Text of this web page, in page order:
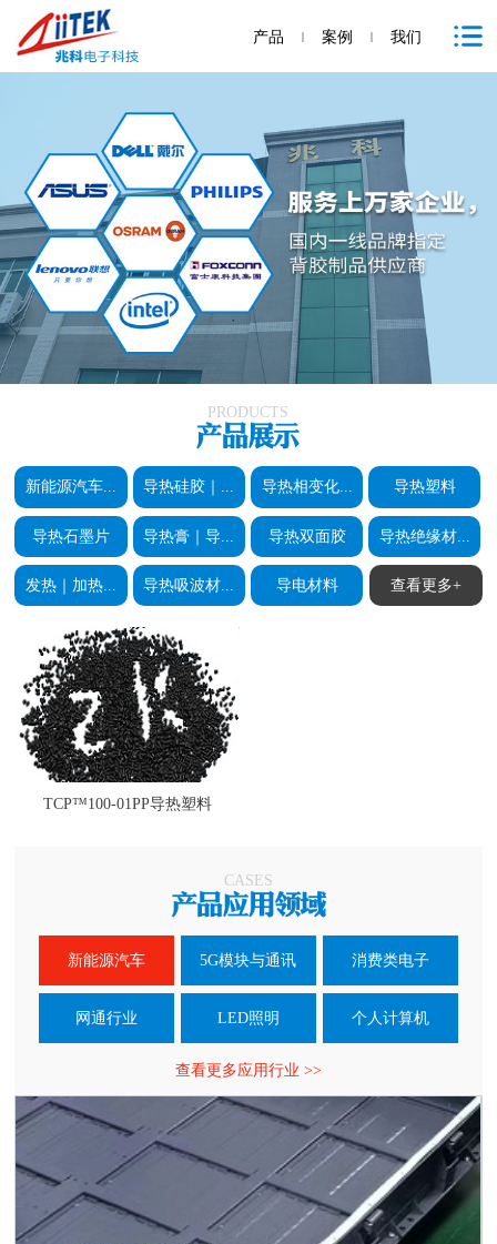
产品 | 案例 | 我们
PRODUCTS
新能源汽车... 导热硅胶｜... 导热相变化... 导热塑料
导热石墨片 导热膏｜导... 导热双面胶 导热绝缘材...
发热｜加热... 导热吸波材... 导电材料 查看更多+
TCP™100-01PP导热塑料
CASES
新能源汽车 5G模块与通讯 消费类电子
网通行业 LED照明 个人计算机
查看更多应用行业 >>